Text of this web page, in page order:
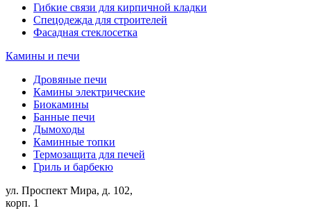
Гибкие связи для кирпичной кладки
Спецодежда для строителей
Фасадная стеклосетка
Камины и печи
Дровяные печи
Камины электрические
Биокамины
Банные печи
Дымоходы
Каминные топки
Термозащита для печей
Гриль и барбекю
ул. Проспект Мира, д. 102,
корп. 1